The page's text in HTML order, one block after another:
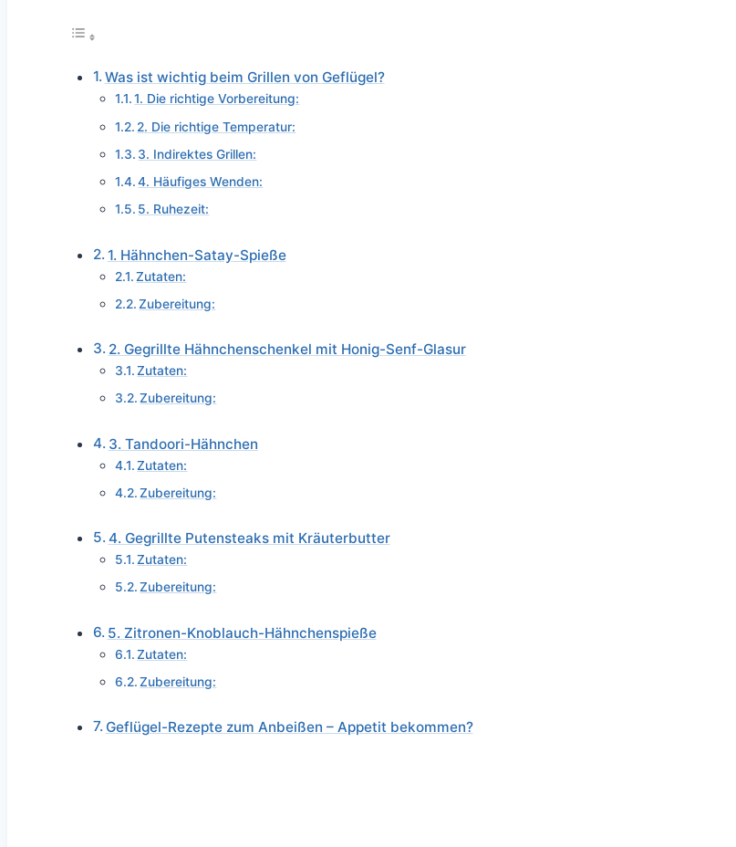
Was ist wichtig beim Grillen von Geflügel?
1. Die richtige Vorbereitung:
2. Die richtige Temperatur:
3. Indirektes Grillen:
4. Häufiges Wenden:
5. Ruhezeit:
1. Hähnchen-Satay-Spieße
Zutaten:
Zubereitung:
2. Gegrillte Hähnchenschenkel mit Honig-Senf-Glasur
Zutaten:
Zubereitung:
3. Tandoori-Hähnchen
Zutaten:
Zubereitung:
4. Gegrillte Putensteaks mit Kräuterbutter
Zutaten:
Zubereitung:
5. Zitronen-Knoblauch-Hähnchenspieße
Zutaten:
Zubereitung:
Geflügel-Rezepte zum Anbeißen – Appetit bekommen?